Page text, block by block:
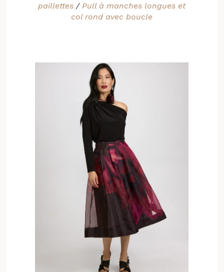
paillettes / Pull à manches longues et
col rond avec boucle